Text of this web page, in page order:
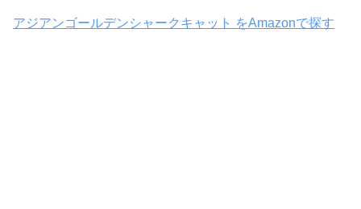
アジアンゴールデンシャークキャット をAmazonで探す